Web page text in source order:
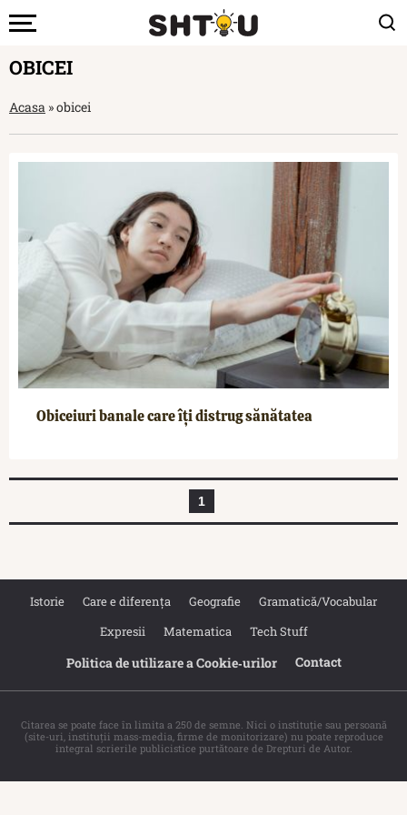
OBICEI
Acasa »obicei
Obiceiuri banale care îți distrug sănătatea
1
Istorie Care e diferența Geografie
Gramatică/Vocabular
Expresii
Matematica Tech Stuff
Politica de utilizare a Cookie‐urilor Contact
Citarea se poate face în limita a 250 de semne. Nici o instituţie sau persoană
(site-uri, instituţii mass-media, firme de monitorizare) nu poate reproduce
integral scrierile publicistice purtătoare de Drepturi de Autor.